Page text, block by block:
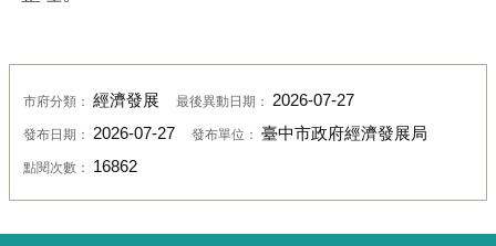
市府分類： 經濟發展 最後異動日期： 2026-07-27
發布日期： 2026-07-27 發布單位： 臺中市政府經濟發展局
點閱次數： 16862